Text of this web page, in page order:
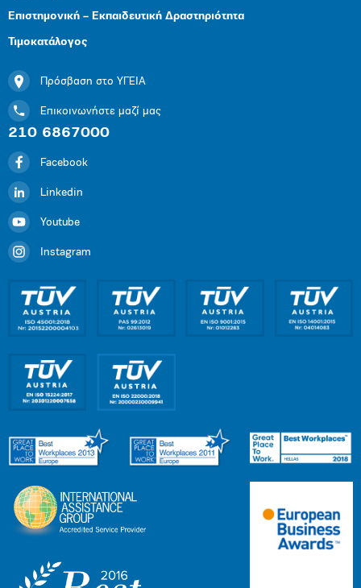
Επιστημονική – Εκπαιδευτική Δραστηριότητα
Τιμοκατάλογος
Πρόσβαση στο ΥΓΕΙΑ
Επικοινωνήστε μαζί μας
210 6867000
Facebook
Linkedin
Youtube
Instagram